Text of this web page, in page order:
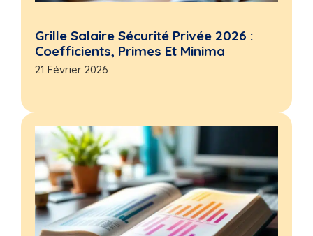
Grille Salaire Sécurité Privée 2026 :
Coefficients, Primes Et Minima
21 Février 2026